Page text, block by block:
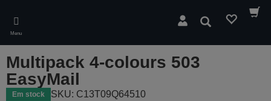
main
content
Menu
Pesquisar
Multipack 4-colours 503
EasyMail
Em stock SKU: C13T09Q64510